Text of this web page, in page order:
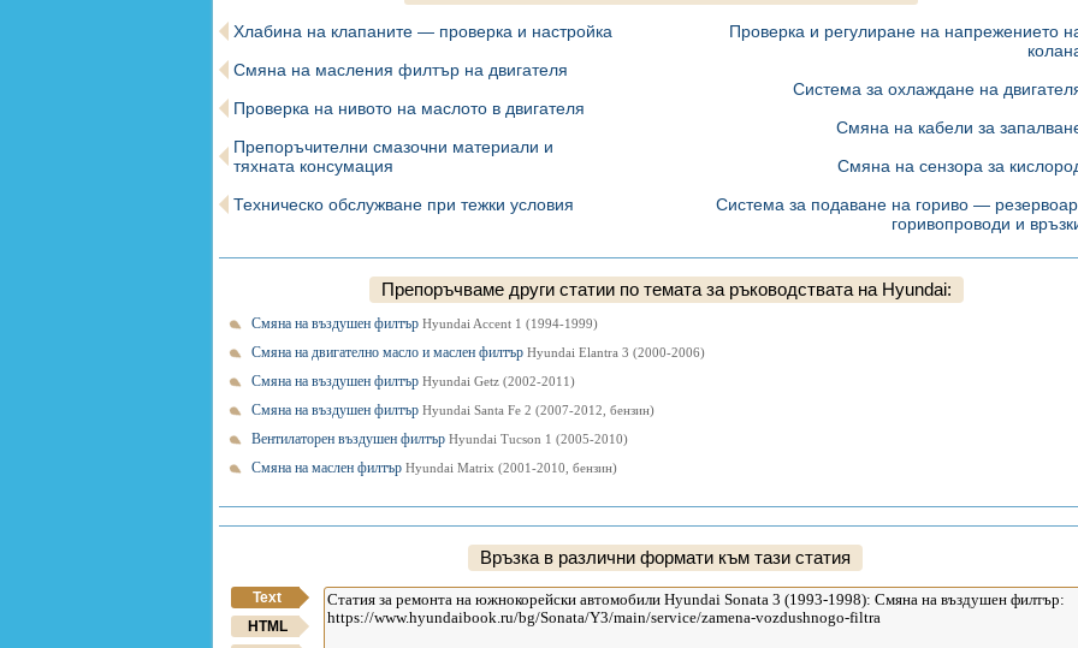
Хлабина на клапаните — проверка и настройка
Смяна на масления филтър на двигателя
Проверка на нивото на маслото в двигателя
Препоръчителни смазочни материали и
тяхната консумация
Техническо обслужване при тежки условия
Проверка и регулиране на напрежението
Система за охлаждане на
Смяна на кабели за
Смяна на сензора за
Система за подаване на гориво — резервоар,
горивопроводи и
Препоръчваме други статии по темата за ръководствата на Hyundai:
Смяна на въздушен филтър Hyundai Accent 1 (1994-1999)
Смяна на двигателно масло и маслен филтър Hyundai Elantra 3 (2000-2006)
Смяна на въздушен филтър Hyundai Getz (2002-2011)
Смяна на въздушен филтър Hyundai Santa Fe 2 (2007-2012, бензин)
Вентилаторен въздушен филтър Hyundai Tucson 1 (2005-2010)
Смяна на маслен филтър Hyundai Matrix (2001-2010, бензин)
Връзка в различни формати към тази статия
Text
HTML